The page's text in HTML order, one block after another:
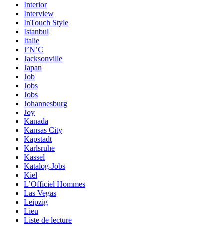
Interior
Interview
InTouch Style
Istanbul
Italie
J’N’C
Jacksonville
Japan
Job
Jobs
Jobs
Johannesburg
Joy
Kanada
Kansas City
Kapstadt
Karlsruhe
Kassel
Katalog-Jobs
Kiel
L’Officiel Hommes
Las Vegas
Leipzig
Lieu
Liste de lecture